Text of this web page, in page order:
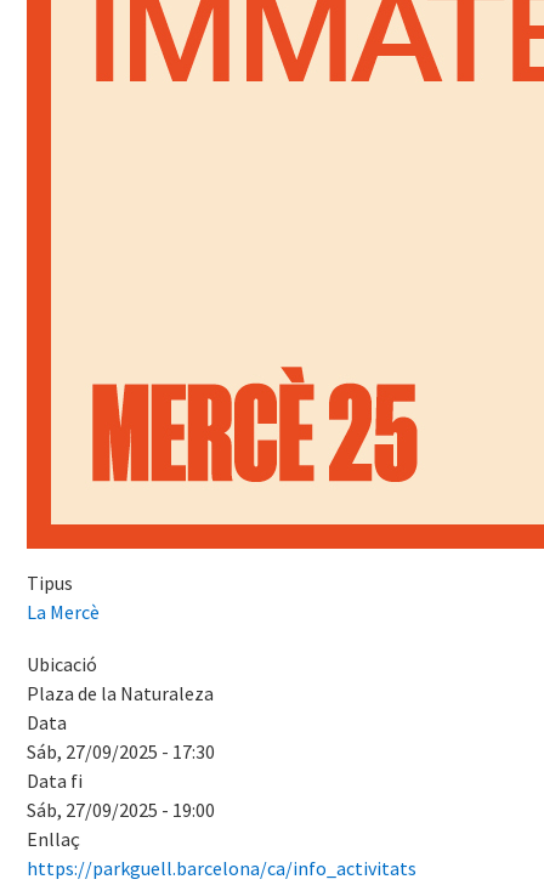
Tipus
La Mercè
Ubicació
Plaza de la Naturaleza
Data
Sáb, 27/09/2025 - 17:30
Data fi
Sáb, 27/09/2025 - 19:00
Enllaç
https://parkguell.barcelona/ca/info_activitats